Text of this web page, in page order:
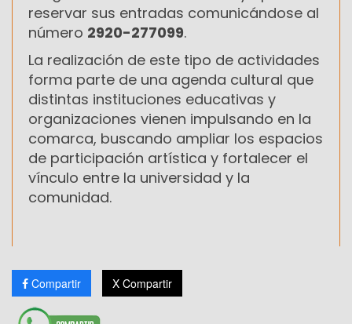
reservar sus entradas comunicándose al
número 2920-277099.
La realización de este tipo de actividades
forma parte de una agenda cultural que
distintas instituciones educativas y
organizaciones vienen impulsando en la
comarca, buscando ampliar los espacios
de participación artística y fortalecer el
vínculo entre la universidad y la
comunidad.
Compartir X Compartir